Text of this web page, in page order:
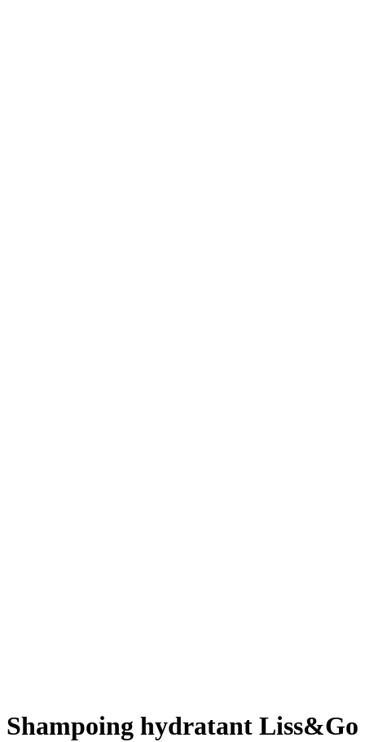
Shampoing hydratant Liss&Go